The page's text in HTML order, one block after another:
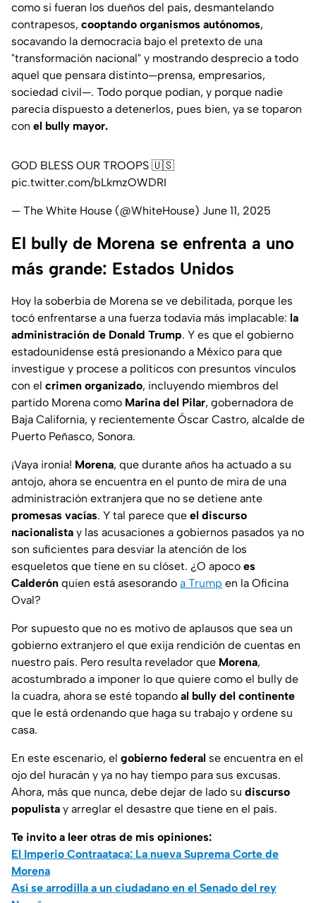
como si fueran los dueños del país, desmantelando
contrapesos, cooptando organismos autónomos,
socavando la democracia bajo el pretexto de una
"transformación nacional" y mostrando desprecio a todo
aquel que pensara distinto—prensa, empresarios,
sociedad civil—. Todo porque podían, y porque nadie
parecía dispuesto a detenerlos, pues bien, ya se toparon
con el bully mayor.
GOD BLESS OUR TROOPS 🇺🇸
pic.twitter.com/bLkmzOWDRI
— The White House (@WhiteHouse) June 11, 2025
El bully de Morena se enfrenta a uno
más grande: Estados Unidos
Hoy la soberbia de Morena se ve debilitada, porque les
tocó enfrentarse a una fuerza todavía más implacable: la
administración de Donald Trump. Y es que el gobierno
estadounidense está presionando a México para que
investigue y procese a políticos con presuntos vínculos
con el crimen organizado, incluyendo miembros del
partido Morena como Marina del Pilar, gobernadora de
Baja California, y recientemente Óscar Castro, alcalde de
Puerto Peñasco, Sonora.
¡Vaya ironía! Morena, que durante años ha actuado a su
antojo, ahora se encuentra en el punto de mira de una
administración extranjera que no se detiene ante
promesas vacías. Y tal parece que el discurso
nacionalista y las acusaciones a gobiernos pasados ya no
son suficientes para desviar la atención de los
esqueletos que tiene en su clóset. ¿O apoco es
Calderón quien está asesorando a Trump en la Oficina
Oval?
Por supuesto que no es motivo de aplausos que sea un
gobierno extranjero el que exija rendición de cuentas en
nuestro país. Pero resulta revelador que Morena,
acostumbrado a imponer lo que quiere como el bully de
la cuadra, ahora se esté topando al bully del continente
que le está ordenando que haga su trabajo y ordene su
casa.
En este escenario, el gobierno federal se encuentra en el
ojo del huracán y ya no hay tiempo para sus excusas.
Ahora, más que nunca, debe dejar de lado su discurso
populista y arreglar el desastre que tiene en el país.
Te invito a leer otras de mis opiniones:
El Imperio Contraataca: La nueva Suprema Corte de
Morena
Así se arrodilla a un ciudadano en el Senado del rey